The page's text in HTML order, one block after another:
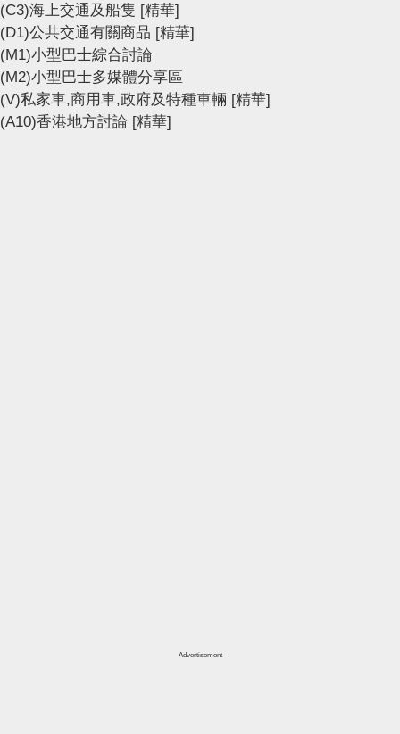
(C3)海上交通及船隻 [精華]
(D1)公共交通有關商品 [精華]
(M1)小型巴士綜合討論
(M2)小型巴士多媒體分享區
(V)私家車,商用車,政府及特種車輛 [精華]
(A10)香港地方討論 [精華]
Advertisement